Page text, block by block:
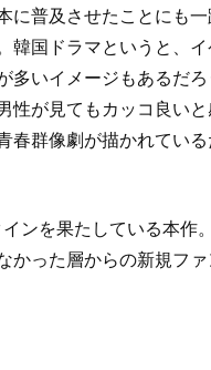
に普及させたことにも
国ドラマというと、イ
多いイメージもあるだ
性が見てもカッコ良い
春群像劇が描かれてい
ンを果たしている本作
かった層からの新規フ